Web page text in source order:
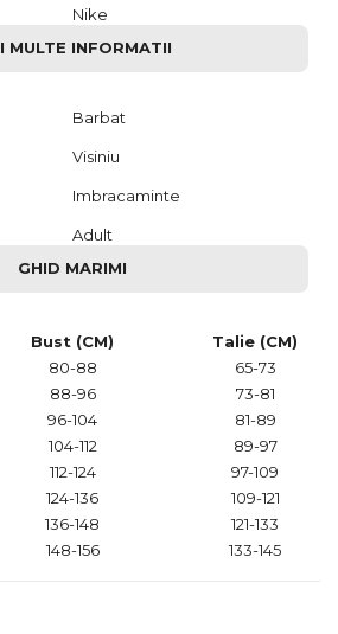
Nike
MULTE INFORMATII
Barbat
Visiniu
Imbracaminte
Adult
GHID MARIMI
Bust (CM)
Talie (CM)
80-88
65-73
88-96
73-81
96-104
81-89
104-112
89-97
112-124
97-109
124-136
109-121
136-148
121-133
148-156 133-145